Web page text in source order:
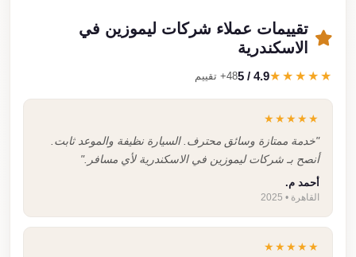
تقييمات عملاء شركات ليموزين في
الاسكندرية
★★★★★
4.9 / 5 48+ تقييم
★★★★★
"خدمة ممتازة وسائق محترف. السيارة نظيفة والموعد ثابت.
أنصح بـ شركات ليموزين في الاسكندرية لأي مسافر."
أحمد م.
القاهرة • 2025
★★★★★